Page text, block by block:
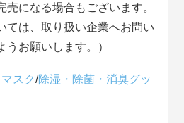
売になる場合もございます。
ては、取り扱い企業へお問い
うお願いします。）
マスク/除湿・除菌・消臭グッ